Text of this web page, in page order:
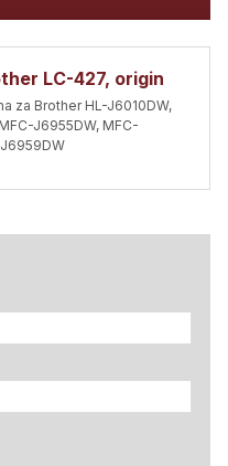
LC-427, origin
za Brother HL-J6010DW,
J6955DW, MFC-